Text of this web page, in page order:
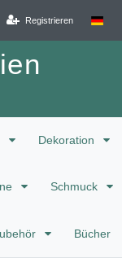
Registrieren
Dekoration
Schmuck
Bücher